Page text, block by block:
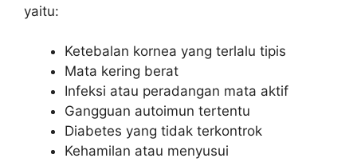
yaitu:
Ketebalan kornea yang terlalu tipis
Mata kering berat
Infeksi atau peradangan mata aktif
Gangguan autoimun tertentu
Diabetes yang tidak terkontrok
Kehamilan atau menyusui